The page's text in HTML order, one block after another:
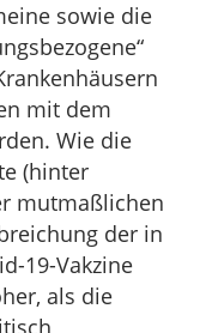
sowie die
mit dem
Wie die
(hinter
mutmaßlichen
der in
19-Vakzine
als die